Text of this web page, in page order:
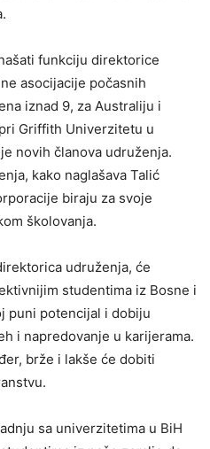
funkciju direktorice
asocijacije počasnih
iznad 9, za Australiju i
Griffith Univerzitetu u
novih članova udruženja.
kako naglašava Talić
biraju za svoje
školovanja.
udruženja, će
studentima iz Bosne i
puni potencijal i dobiju
i napredovanje u karijerama.
brže i lakše će dobiti
sa univerzitetima u BiH